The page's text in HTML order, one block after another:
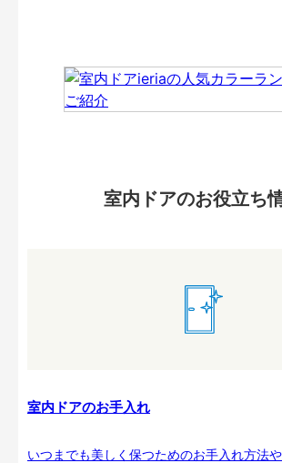
室内ドアのお役立ち
室内ドアのお手入れ
いつまでも美しく保つためのお手入れ方法